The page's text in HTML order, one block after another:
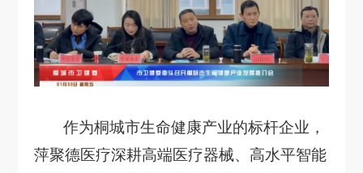
作为桐城市生命健康产业的标杆企业，
萍聚德医疗深耕高端医疗器械、高水平智能